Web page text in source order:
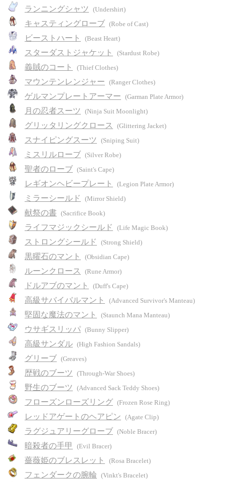
ランニングシャツ (Undershirt)
キャスティングローブ (Robe of Cast)
ビーストハート (Beast Heart)
スターダストジャケット (Stardust Robe)
義賊のコート (Thief Clothes)
マウンテンレンジャー (Ranger Clothes)
ゲルマンプレートアーマー (Garman Plate Armor)
月の忍者スーツ (Ninja Suit Moonlight)
グリッタリングクロース (Glittering Jacket)
スナイピングスーツ (Sniping Suit)
ミスリルローブ (Silver Robe)
聖者のローブ (Saint's Cape)
レギオンヘビープレート (Legion Plate Armor)
ミラーシールド (Mirror Shield)
献祭の書 (Sacrifice Book)
ライフマジックシールド (Life Magic Book)
ストロングシールド (Strong Shield)
黒曜石のマント (Obsidian Cape)
ルーンクロース (Rune Armor)
ドルアブのマント (Duff's Cape)
高級サバイバルマント (Advanced Survivor's Manteau)
堅固な魔法のマント (Staunch Mana Manteau)
ウサギスリッパ (Bunny Slipper)
高級サンダル (High Fashion Sandals)
グリーブ (Greaves)
歴戦のブーツ (Through-War Shoes)
野生のブーツ (Advanced Sack Teddy Shoes)
フローズンローズリング (Frozen Rose Ring)
レッドアゲートのヘアピン (Agate Clip)
ラグジュアリーグローブ (Noble Bracer)
暗殺者の手甲 (Evil Bracer)
薔薇姫のブレスレット (Rosa Bracelet)
フェンダークの腕輪 (Vinkt's Bracelet)